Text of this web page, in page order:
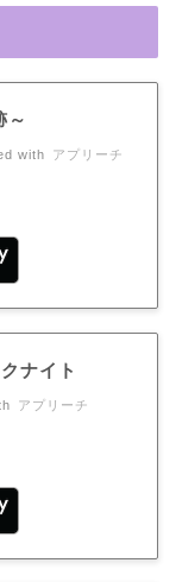
～
with アプリーチ
ナイト
アプリーチ